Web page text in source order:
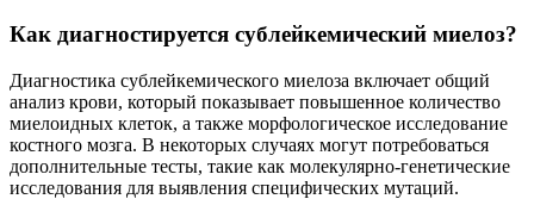
Как диагностируется сублейкемический миелоз?
Диагностика сублейкемического миелоза включает общий
анализ крови, который показывает повышенное количество
миелоидных клеток, а также морфологическое исследование
костного мозга. В некоторых случаях могут потребоваться
дополнительные тесты, такие как молекулярно-генетические
исследования для выявления специфических мутаций.